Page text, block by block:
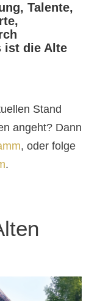
Talente,
ist die Alte
Stand
angeht? Dann
, oder folge
.